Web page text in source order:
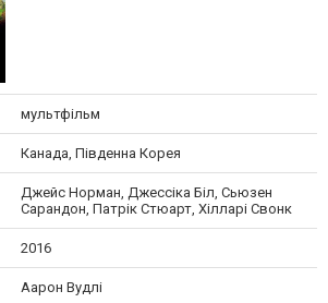
мультфільм
Канада, Південна Корея
Джейс Норман, Джессіка Біл, Сьюзен
Сарандон, Патрік Стюарт, Хілларі Свонк
2016
Аарон Вудлі